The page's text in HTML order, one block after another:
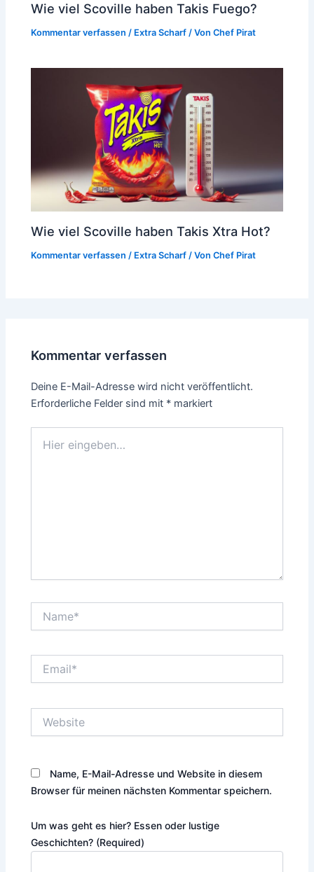
Wie viel Scoville haben Takis Fuego?
Kommentar verfassen / Extra Scharf / VonChef Pirat
Wie viel Scoville haben Takis Xtra Hot?
Kommentar verfassen / Extra Scharf / VonChef Pirat
Kommentar verfassen
Deine E-Mail-Adresse wird nicht veröffentlicht.
Erforderliche Felder sind mit * markiert
eingeben…
Name, E-Mail-Adresse und Website in diesem
Browser für meinen nächsten Kommentar speichern.
Um was geht es hier? Essen oder lustige
Geschichten? (Required)